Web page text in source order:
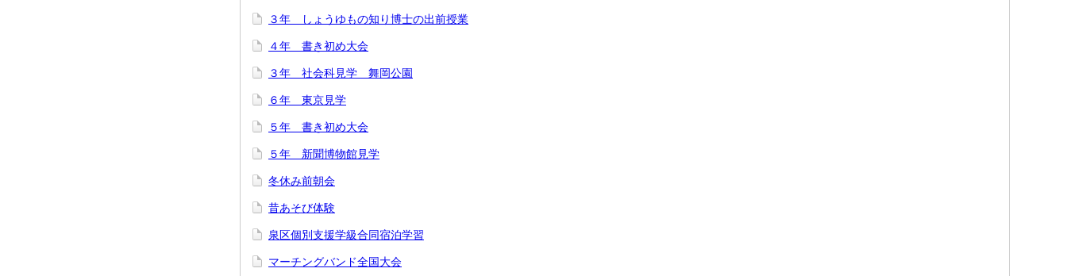
３年 しょうゆもの知り博士の出前授業
４年 書き初め大会
３年 社会科見学 舞岡公園
６年 東京見学
５年 書き初め大会
５年 新聞博物館見学
冬休み前朝会
昔あそび体験
泉区個別支援学級合同宿泊学習
マーチングバンド全国大会